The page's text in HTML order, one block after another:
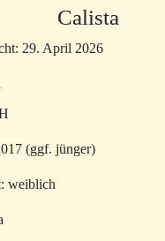
Calista
29. April 2026
(ggf. jünger)
weiblich